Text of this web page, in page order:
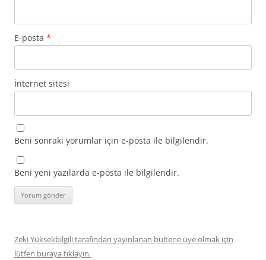
E-posta *
İnternet sitesi
Beni sonraki yorumlar için e-posta ile bilgilendir.
Beni yeni yazılarda e-posta ile bilgilendir.
Zeki Yüksekbilgili tarafından yayınlanan bültene üye olmak için
lütfen buraya tıklayın.